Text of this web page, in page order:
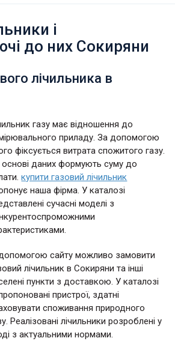
і
до них Сокиряни
лічильника в
газу має відношення до
приладу. За допомогою
фіксується витрата спожитого газу.
даних формують суму до
купити газовий лічильник
наша фірма. У каталозі
сучасні моделі з
сайту можливо замовити
лічильник в Сокиряни та інші
пункти з доставкою. У каталозі
пристрої, здатні
споживання природного
Реалізовані лічильники розроблені у
з актуальними нормами.